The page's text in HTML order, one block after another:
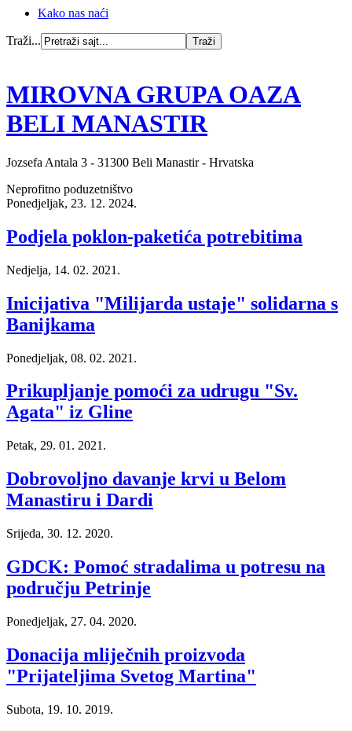
Kako nas naći
Traži...
MIROVNA GRUPA OAZA
BELI MANASTIR
Jozsefa Antala 3 - 31300 Beli Manastir - Hrvatska
Neprofitno poduzetništvo
Ponedjeljak, 23. 12. 2024.
Podjela poklon-paketića potrebitima
Nedjelja, 14. 02. 2021.
Inicijativa "Milijarda ustaje" solidarna s
Banijkama
Ponedjeljak, 08. 02. 2021.
Prikupljanje pomoći za udrugu "Sv.
Agata" iz Gline
Petak, 29. 01. 2021.
Dobrovoljno davanje krvi u Belom
Manastiru i Dardi
Srijeda, 30. 12. 2020.
GDCK: Pomoć stradalima u potresu na
području Petrinje
Ponedjeljak, 27. 04. 2020.
Donacija mliječnih proizvoda
"Prijateljima Svetog Martina"
Subota, 19. 10. 2019.